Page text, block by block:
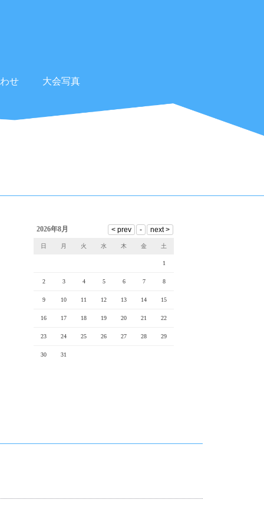
せ 大会写真
2026年8月
日 月 火 水 木 金 土
1
2 3 4 5 6 7 8
9 10 11 12 13 14 15
16 17 18 19 20 21 22
23 24 25 26 27 28 29
30 31